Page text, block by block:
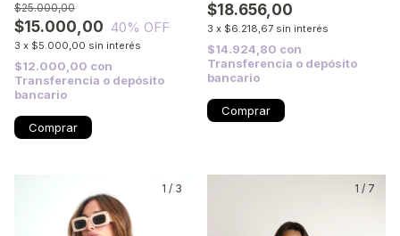
$15.000,00
$25.000,00
40% OFF
3 x $5.000,00 sin interés
$12.000,00 con
Transferencia o depósito
bancario
Comprar
$18.656,00
3 x $6.218,67 sin interés
$14.924,80 con
Transferencia o depósito
bancario
Comprar
1 / 3 1 / 7